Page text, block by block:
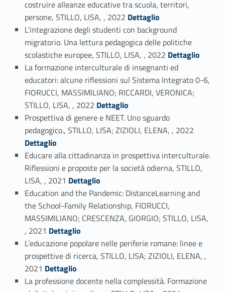
costruire alleanze educative tra scuola, territori,
persone, STILLO, LISA, , 2022 Link identifier #identifier_person_178267-15
Dettaglio
L’integrazione degli studenti con background
migratorio. Una lettura pedagogica delle politiche
scolastiche europee, STILLO, LISA, , 2022 Link identifier #identifier_person_100278-16
Dettaglio
La formazione interculturale di insegnanti ed
educatori: alcune riflessioni sul Sistema Integrato 0-6,
FIORUCCI, MASSIMILIANO; RICCARDI, VERONICA;
STILLO, LISA, , 2022 Link identifier #identifier_person_15355-17
Dettaglio
Prospettiva di genere e NEET. Uno sguardo
pedagogico., STILLO, LISA; ZIZIOLI, ELENA, , 2022
Dettaglio
Educare alla cittadinanza in prospettiva interculturale.
Riflessioni e proposte per la società odierna, STILLO,
LISA, , 2021 Link identifier #identifier_person_122518-19
Dettaglio
Education and the Pandemic: DistanceLearning and
the School-Family Relationship, FIORUCCI,
MASSIMILIANO; CRESCENZA, GIORGIO; STILLO, LISA,
, 2021 Link identifier #identifier_person_165771-20
Dettaglio
L’educazione popolare nelle periferie romane: linee e
prospettive di ricerca, STILLO, LISA; ZIZIOLI, ELENA, ,
2021 Link identifier #identifier_person_22659-21
Dettaglio
La professione docente nella complessità. Formazione